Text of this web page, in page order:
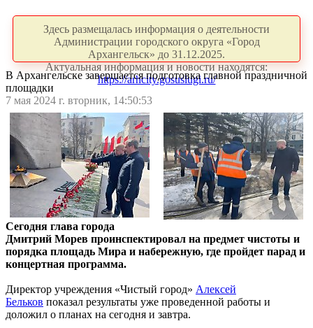
Здесь размещалась информация о деятельности
Администрации городского округа «Город
Архангельск» до 31.12.2025.
Актуальная информация и новости находятся:
https://arhcity.gosuslugi.ru/
В Архангельске завершается подготовка главной праздничной
площадки
7 мая 2024 г. вторник, 14:50:53
Сегодня глава города
Дмитрий Морев проинспектировал на предмет чистоты и
порядка площадь Мира и набережную, где пройдет парад и
концертная программа.
Директор учреждения «Чистый город» Алексей
Бельков показал результаты уже проведенной работы и
доложил о планах на сегодня и завтра.